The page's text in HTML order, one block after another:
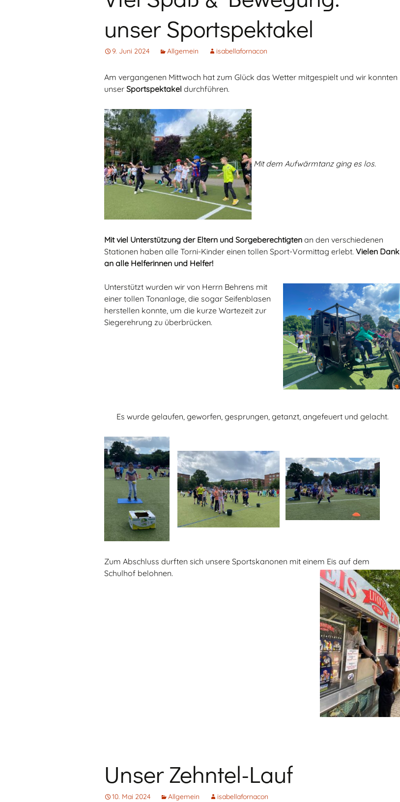
Beratungslehrerin
Handy- und
Smartwatchregelung
GBS – Anmeldung zur
Ganztagsbetreuung
GBS – Anmeldung zum
unser Sportspektakel
9. Juni 2024 Allgemein isabellafornacon
Am vergangenen Mittwoch hat zum Glück das Wetter mitgespielt und wir konnten
unser Sportspektakel durchführen.
Mit dem Aufwärmtanz ging es los.
Mit viel Unterstützung der Eltern und Sorgeberechtigten an den verschiedenen
Stationen haben alle Torni-Kinder einen tollen Sport-Vormittag erlebt. Vielen Dank
an alle Helferinnen und Helfer!
Unterstützt wurden wir von Herrn Behrens mit
einer tollen Tonanlage, die sogar Seifenblasen
herstellen konnte, um die kurze Wartezeit zur
Siegerehrung zu überbrücken.
Es wurde gelaufen, geworfen, gesprungen, getanzt, angefeuert und gelacht.
Zum Abschluss durften sich unsere Sportskanonen mit einem Eis auf dem
Schulhof belohnen.
Unser Zehntel-Lauf
10. Mai 2024 Allgemein isabellafornacon